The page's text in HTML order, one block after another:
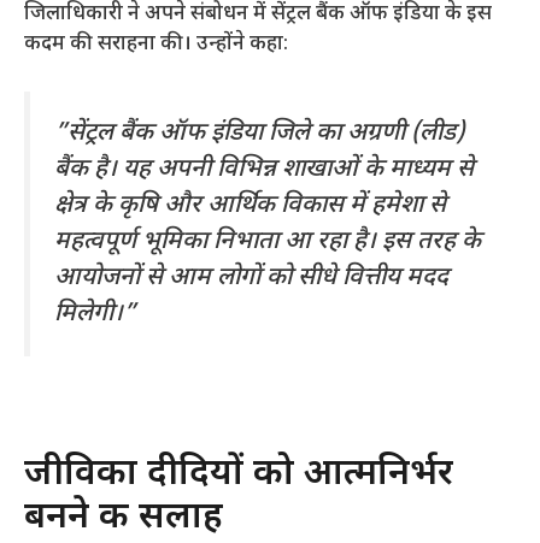
​जिलाधिकारी ने अपने संबोधन में सेंट्रल बैंक ऑफ इंडिया के इस
कदम की सराहना की। उन्होंने कहा:
​”सेंट्रल बैंक ऑफ इंडिया जिले का अग्रणी (लीड)
बैंक है। यह अपनी विभिन्न शाखाओं के माध्यम से
क्षेत्र के कृषि और आर्थिक विकास में हमेशा से
महत्वपूर्ण भूमिका निभाता आ रहा है। इस तरह के
आयोजनों से आम लोगों को सीधे वित्तीय मदद
मिलेगी।”
​जीविका दीदियों को आत्मनिर्भर
बनने की सलाह